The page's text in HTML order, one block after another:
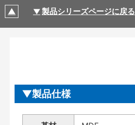
製品シリーズページに戻る
製品仕様